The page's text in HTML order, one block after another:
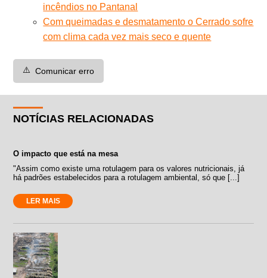
incêndios no Pantanal
Com queimadas e desmatamento o Cerrado sofre
com clima cada vez mais seco e quente
⚠️ Comunicar erro
NOTÍCIAS RELACIONADAS
O impacto que está na mesa
"Assim como existe uma rotulagem para os valores nutricionais, já
há padrões estabelecidos para a rotulagem ambiental, só que [...]
LER MAIS